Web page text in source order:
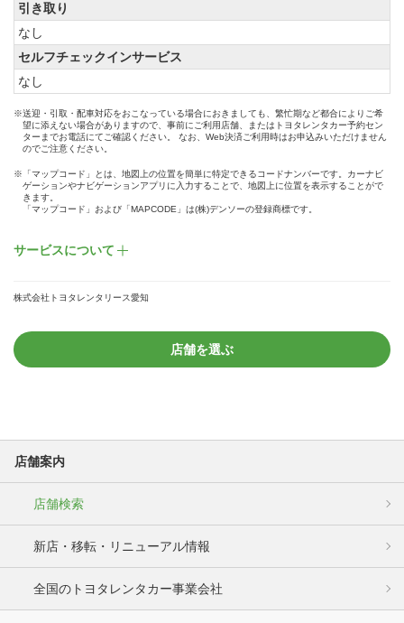
引き取り
なし
セルフチェックインサービス
なし
※送迎・引取・配車対応をおこなっている場合におきましても、繁忙期など都合によりご希
望に添えない場合がありますので、事前にご利用店舗、またはトヨタレンタカー予約セン
ターまでお電話にてご確認ください。 なお、Web決済ご利用時はお申込みいただけません
のでご注意ください。
※「マップコード」とは、地図上の位置を簡単に特定できるコードナンバーです。カーナビ
ゲーションやナビゲーションアプリに入力することで、地図上に位置を表示することがで
きます。
「マップコード」および「MAPCODE」は(株)デンソーの登録商標です。
サービスについて
株式会社トヨタレンタリース愛知
店舗を選ぶ
店舗案内
店舗検索
新店・移転・リニューアル情報
全国のトヨタレンタカー事業会社